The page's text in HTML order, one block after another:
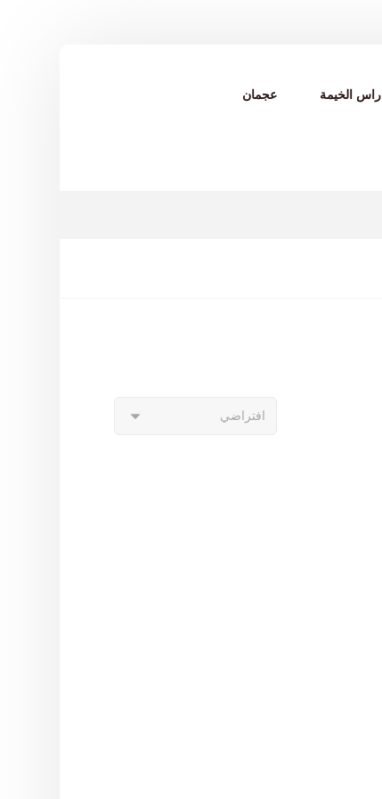
راس الخيمة عجمان